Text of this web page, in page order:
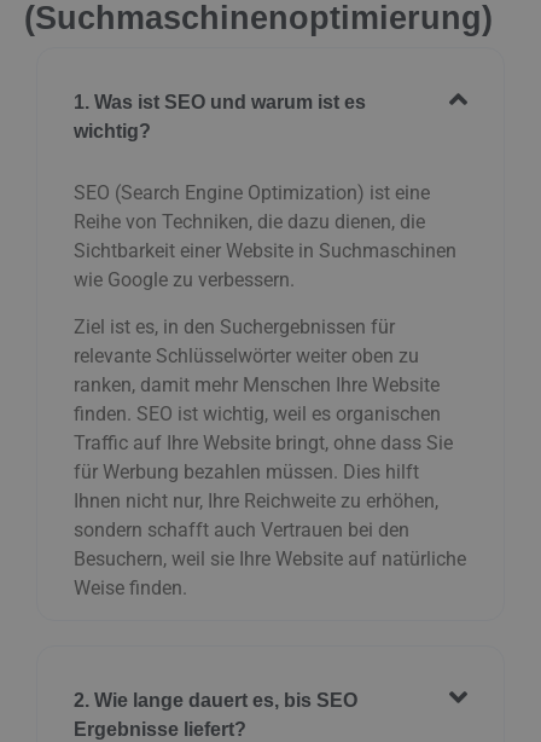
(Suchmaschinenoptimierung)
1. Was ist SEO und warum ist es
wichtig?
SEO (Search Engine Optimization) ist eine
Reihe von Techniken, die dazu dienen, die
Sichtbarkeit einer Website in Suchmaschinen
wie Google zu verbessern.
Ziel ist es, in den Suchergebnissen für
relevante Schlüsselwörter weiter oben zu
ranken, damit mehr Menschen Ihre Website
finden. SEO ist wichtig, weil es organischen
Traffic auf Ihre Website bringt, ohne dass Sie
für Werbung bezahlen müssen. Dies hilft
Ihnen nicht nur, Ihre Reichweite zu erhöhen,
sondern schafft auch Vertrauen bei den
Besuchern, weil sie Ihre Website auf natürliche
Weise finden.
2. Wie lange dauert es, bis SEO
Ergebnisse liefert?